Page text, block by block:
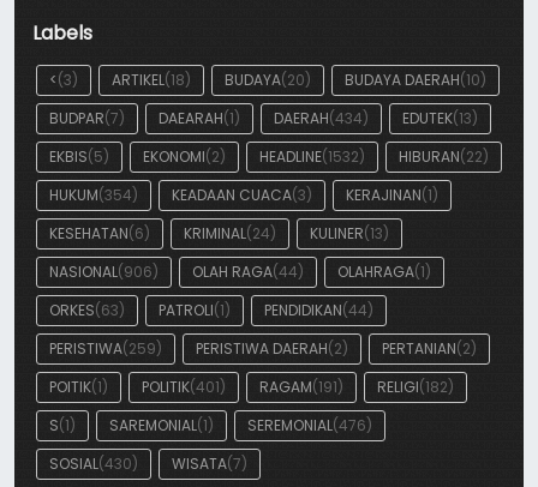
Labels
<(3) ARTIKEL(18) BUDAYA(20) BUDAYA DAERAH(10)
BUDPAR(7) DAEARAH(1) DAERAH(434) EDUTEK(13)
EKBIS(5) EKONOMI(2) HEADLINE(1532) HIBURAN(22)
HUKUM(354) KEADAAN CUACA(3) KERAJINAN(1)
KESEHATAN(6) KRIMINAL(24) KULINER(13)
NASIONAL(906) OLAH RAGA(44) OLAHRAGA(1)
ORKES(63) PATROLI(1) PENDIDIKAN(44)
PERISTIWA(259) PERISTIWA DAERAH(2) PERTANIAN(2)
POITIK(1) POLITIK(401) RAGAM(191) RELIGI(182)
S(1) SAREMONIAL(1) SEREMONIAL(476)
SOSIAL(430) WISATA(7)